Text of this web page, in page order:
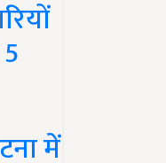
में